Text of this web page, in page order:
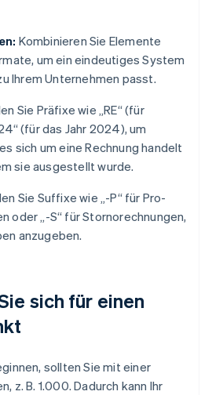
Kombinieren Sie Elemente
um ein eindeutiges System
Ihrem Unternehmen passt.
Sie Präfixe wie „RE“ (für
(für das Jahr 2024), um
sich um eine Rechnung handelt
sie ausgestellt wurde.
Sie Suffixe wie „-P“ für Pro-
oder „-S“ für Stornorechnungen,
anzugeben.
sich für einen
sollten Sie mit einer
z. B. 1.000. Dadurch kann Ihr